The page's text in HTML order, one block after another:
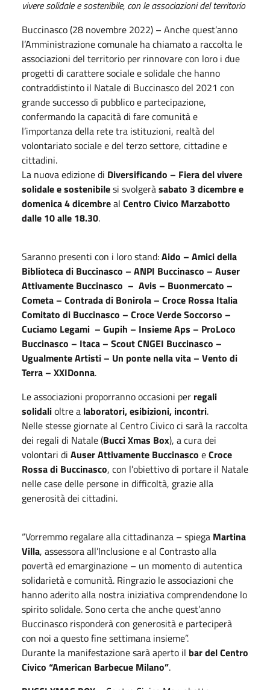
vivere solidale e sostenibile, con le associazioni del territorio
Buccinasco (28 novembre 2022) – Anche quest’anno
l’Amministrazione comunale ha chiamato a raccolta le
associazioni del territorio per rinnovare con loro i due
progetti di carattere sociale e solidale che hanno
contraddistinto il Natale di Buccinasco del 2021 con
grande successo di pubblico e partecipazione,
confermando la capacità di fare comunità e
l’importanza della rete tra istituzioni, realtà del
volontariato sociale e del terzo settore, cittadine e
cittadini.
La nuova edizione di Diversificando – Fiera del vivere
solidale e sostenibilesi svolgeràsabato 3 dicembre e
domenica 4 dicembreal Centro Civico Marzabotto
dalle 10 alle 18.30.
Saranno presenti con i loro stand:Aido – Amici della
Biblioteca di Buccinasco – ANPI Buccinasco – Auser
Attivamente Buccinasco – Avis – Buonmercato –
Cometa – Contrada di Bonirola – Croce Rossa Italia
Comitato di Buccinasco – Croce Verde Soccorso –
Cuciamo Legami – Gupih – Insieme Aps – ProLoco
Buccinasco – Itaca – Scout CNGEI Buccinasco –
Ugualmente Artisti – Un ponte nella vita – Vento di
Terra – XXIDonna.
Le associazioni proporranno occasioni per regali
solidalioltre a laboratori, esibizioni, incontri.
Nelle stesse giornate al Centro Civico ci sarà la raccolta
dei regali di Natale (Bucci Xmas Box), a cura dei
volontari di Auser Attivamente Buccinasco eCroce
Rossa di Buccinasco, con l’obiettivo di portare il Natale
nelle case delle persone in difficoltà, grazie alla
generosità dei cittadini.
“Vorremmo regalare alla cittadinanza – spiega Martina
Villa, assessora all’Inclusione e al Contrasto alla
povertà ed emarginazione – un momento di autentica
solidarietà e comunità. Ringrazio le associazioni che
hanno aderito alla nostra iniziativa comprendendone lo
spirito solidale. Sono certa che anche quest’anno
Buccinasco risponderà con generosità e parteciperà
con noi a questo fine settimana insieme”.
Durante la manifestazione sarà aperto il bar del Centro
Civico “American Barbecue Milano”.